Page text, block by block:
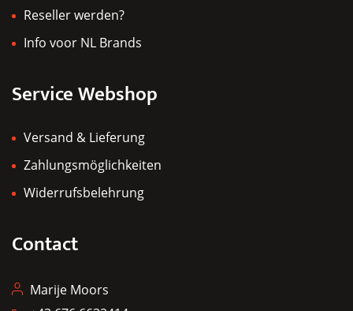
Reseller werden?
Info voor NL Brands
Service Webshop
Versand & Lieferung
Zahlungsmöglichkeiten
Widerrufsbelehrung
Contact
Marije Moors